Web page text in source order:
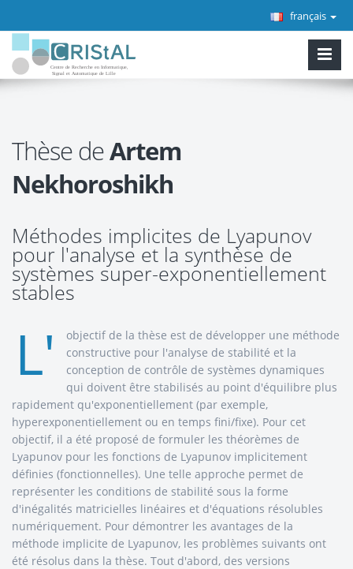
français
Thèse deArtem
Nekhoroshikh
Méthodes implicites de Lyapunov
pour l'analyse et la synthèse de
systèmes super-exponentiellement
stables
L'
objectif de la thèse est de développer une méthode
constructive pour l'analyse de stabilité et la
conception de contrôle de systèmes dynamiques
qui doivent être stabilisés au point d'équilibre plus
rapidement qu'exponentiellement (par exemple,
hyperexponentiellement ou en temps fini/fixe). Pour cet
objectif, il a été proposé de formuler les théorèmes de
Lyapunov pour les fonctions de Lyapunov implicitement
définies (fonctionnelles). Une telle approche permet de
représenter les conditions de stabilité sous la forme
d'inégalités matricielles linéaires et d'équations résolubles
numériquement. Pour démontrer les avantages de la
méthode implicite de Lyapunov, les problèmes suivants ont
été résolus dans la thèse. Tout d'abord, des versions